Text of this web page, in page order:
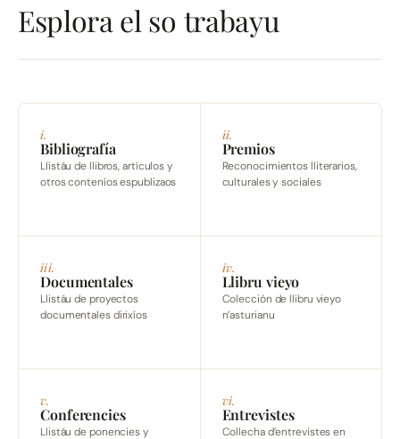
Esplora el so trabayu
i.
Bibliografía
Llistáu de llibros, artículos y
otros conteníos espublizaos
ii.
Premios
Reconocimientos lliterarios,
culturales y sociales
iii.
Documentales
Llistáu de proyectos
documentales dirixíos
iv.
Llibru vieyo
Colección de llibru vieyo
n’asturianu
v.
Conferencies
Llistáu de ponencies y
vi.
Entrevistes
Collecha d’entrevistes en